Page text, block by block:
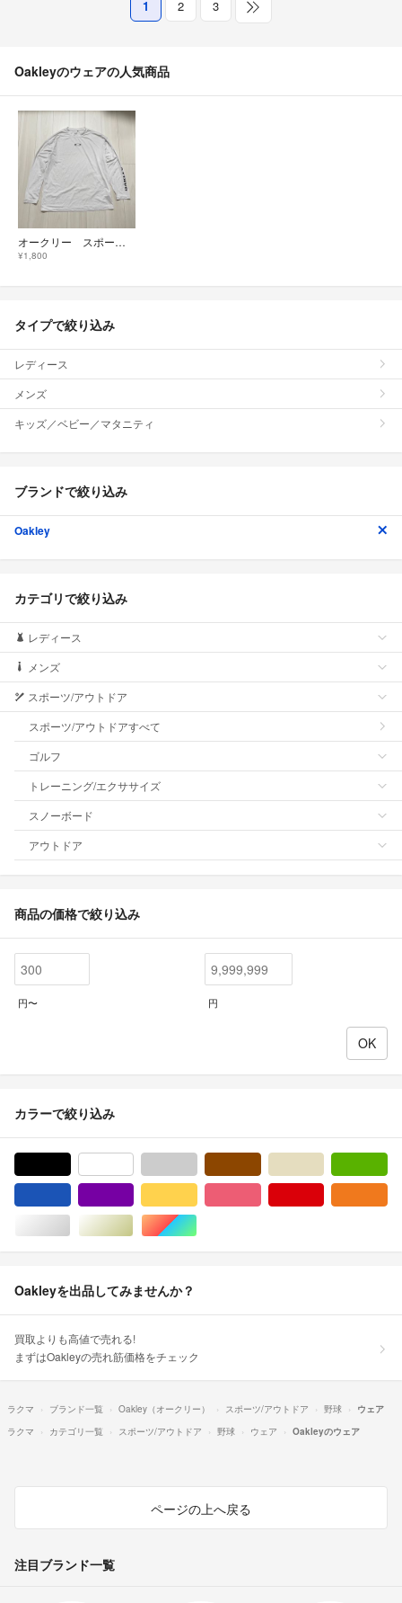
1 2 3
Oakleyのウェアの人気商品
オークリー スポーツTシャツ長袖 アンダーシャツ 白 Lサイズ 美品
¥1,800
タイプで絞り込み
レディース
メンズ
キッズ／ベビー／マタニティ
ブランドで絞り込み
Oakley
カテゴリで絞り込み
レディース
メンズ
スポーツ/アウトドア
スポーツ/アウトドアすべて
ゴルフ
トレーニング/エクササイズ
スノーボード
アウトドア
商品の価格で絞り込み
円〜 円
カラーで絞り込み
シルバー/銀色系ゴールド/金色系マルチカラー
Oakleyを出品してみませんか？
買取よりも高値で売れる!
まずはOakleyの売れ筋価格をチェック
ラクマ ブランド一覧 Oakley（オークリー） スポーツ/アウトドア 野球
ウェア
ラクマ
カテゴリ一覧 スポーツ/アウトドア 野球 ウェア Oakleyのウェア
ページの上へ戻る
注目ブランド一覧